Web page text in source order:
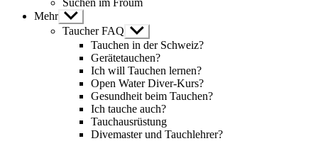
Mehr Untermenü
anzeigen
Taucher FAQ Untermenü
anzeigen
Tauchen in der Schweiz?
Gerätetauchen?
Ich will Tauchen lernen?
Open Water Diver-Kurs?
Gesundheit beim Tauchen?
Ich tauche auch?
Tauchausrüstung
Divemaster und Tauchlehrer?